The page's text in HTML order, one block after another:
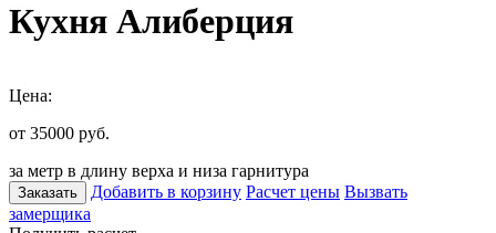
Кухня Алиберция
Цена:
от 35000 руб.
за метр в длину верха и низа гарнитура
Заказать Добавить в корзину Расчет цены Вызвать
замерщика